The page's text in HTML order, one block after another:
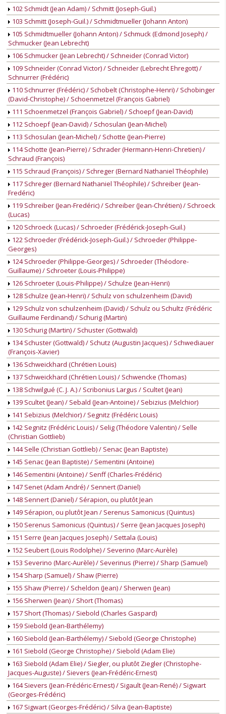
102 Schmidt (Jean Adam) / Schmitt (Joseph-Guil.)
103 Schmitt (Joseph-Guil.) / Schmidtmueller (Johann Anton)
105 Schmidtmueller (Johann Anton) / Schmuck (Edmond Joseph) /
Schmucker (Jean Lebrecht)
106 Schmucker (Jean Lebrecht) / Schneider (Conrad Victor)
109 Schneider (Conrad Victor) / Schneider (Lebrecht Ehregott) /
Schnurrer (Frédéric)
110 Schnurrer (Frédéric) / Schobelt (Christophe-Henri) / Schobinger
(David-Christophe) / Schoenmetzel (François Gabriel)
111 Schoenmetzel (François Gabriel) / Schoepf (Jean-David)
112 Schoepf (Jean-David) / Schosulan (Jean-Michel)
113 Schosulan (Jean-Michel) / Schotte (Jean-Pierre)
114 Schotte (Jean-Pierre) / Schrader (Hermann-Henri-Chretien) /
Schraud (François)
115 Schraud (François) / Schreger (Bernard Nathaniel Théophile)
117 Schreger (Bernard Nathaniel Théophile) / Schreiber (Jean-
Fredéric)
119 Schreiber (Jean-Fredéric) / Schreiber (Jean-Chrétien) / Schroeck
(Lucas)
120 Schroeck (Lucas) / Schroeder (Frédérick-Joseph-Guil.)
122 Schroeder (Frédérick-Joseph-Guil.) / Schroeder (Philippe-
Georges)
124 Schroeder (Philippe-Georges) / Schroeder (Théodore-
Guillaume) / Schroeter (Louis-Philippe)
126 Schroeter (Louis-Philippe) / Schulze (Jean-Henri)
128 Schulze (Jean-Henri) / Schulz von schulzenheim (David)
129 Schulz von schulzenheim (David) / Schulz ou Schultz (Frédéric
Guillaume Ferdinand) / Schurig (Martin)
130 Schurig (Martin) / Schuster (Gottwald)
134 Schuster (Gottwald) / Schutz (Augustin Jacques) / Schwediauer
(François-Xavier)
136 Schweickhard (Chrétien Louis)
137 Schweickhard (Chrétien Louis) / Schwencke (Thomas)
138 Schwilgué (C. J. A.) / Scribonius Largus / Scultet (Jean)
139 Scultet (Jean) / Sebald (Jean-Antoine) / Sebizius (Melchior)
141 Sebizius (Melchior) / Segnitz (Frédéric Louis)
142 Segnitz (Frédéric Louis) / Selig (Théodore Valentin) / Selle
(Christian Gottlieb)
144 Selle (Christian Gottlieb) / Senac (Jean Baptiste)
145 Senac (Jean Baptiste) / Sementini (Antoine)
146 Sementini (Antoine) / Senff (Charles-Frédéric)
147 Senet (Adam André) / Sennert (Daniel)
148 Sennert (Daniel) / Sérapion, ou plutôt Jean
149 Sérapion, ou plutôt Jean / Serenus Samonicus (Quintus)
150 Serenus Samonicus (Quintus) / Serre (Jean Jacques Joseph)
151 Serre (Jean Jacques Joseph) / Settala (Louis)
152 Seubert (Louis Rodolphe) / Severino (Marc-Aurèle)
153 Severino (Marc-Aurèle) / Severinus (Pierre) / Sharp (Samuel)
154 Sharp (Samuel) / Shaw (Pierre)
155 Shaw (Pierre) / Scheldon (Jean) / Sherwen (Jean)
156 Sherwen (Jean) / Short (Thomas)
157 Short (Thomas) / Siebold (Charles Gaspard)
159 Siebold (Jean-Barthélemy)
160 Siebold (Jean-Barthélemy) / Siebold (George Christophe)
161 Siebold (George Christophe) / Siebold (Adam Elie)
163 Siebold (Adam Elie) / Siegler, ou plutôt Ziegler (Christophe-
Jacques-Auguste) / Sievers (Jean-Frédéric-Ernest)
164 Sievers (Jean-Frédéric-Ernest) / Sigault (Jean-René) / Sigwart
(Georges-Frédéric)
167 Sigwart (Georges-Frédéric) / Silva (Jean-Baptiste)